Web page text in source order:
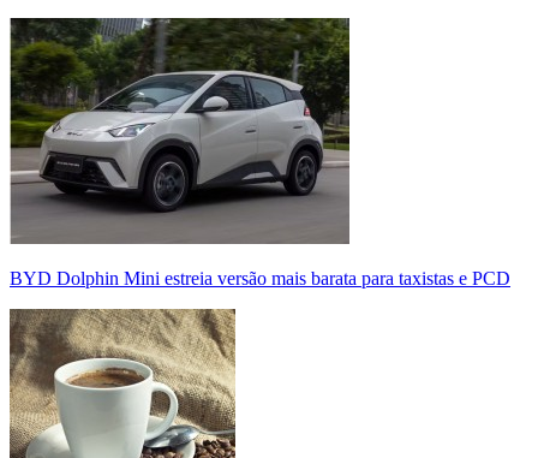
BYD Dolphin Mini estreia versão mais barata para taxistas e PCD